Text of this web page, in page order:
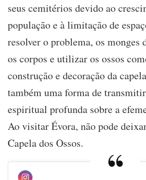
seus cemitérios devido ao
população e à limitação de
resolver o problema, os monges
os corpos e utilizar os ossos
construção e decoração da
também uma forma de
espiritual profunda sobre a
Ao visitar Évora, não pode
Capela dos Ossos.